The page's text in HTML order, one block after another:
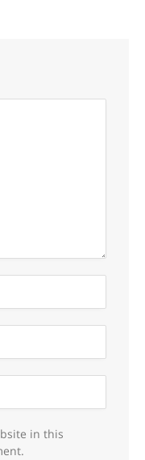
in this